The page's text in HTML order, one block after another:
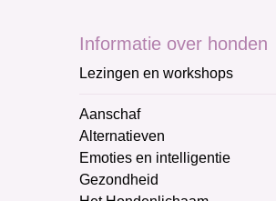
Informatie over honden
Lezingen en workshops
Aanschaf
Alternatieven
Emoties en intelligentie
Gezondheid